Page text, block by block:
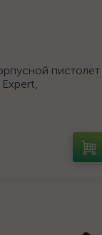
пистолет
Expert,